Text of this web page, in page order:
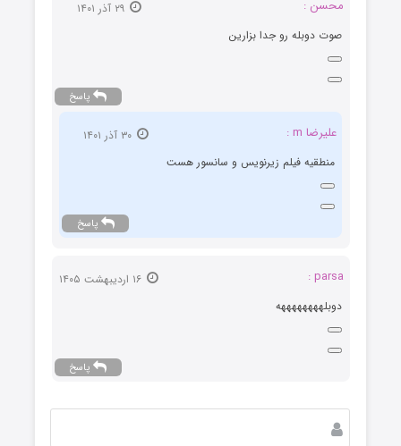
محسن :
۲۹ آذر ۱۴۰۱
صوت دوبله رو جدا بزارین
پاسخ
علیرضا m :
منطقیه فیلم زیرنویس و سانسور هست
پاسخ
parsa :
دوبلههههههههه
پاسخ